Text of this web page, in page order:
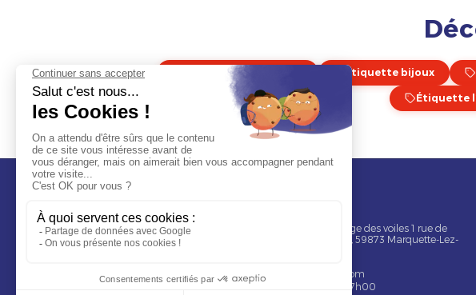
Étiquette alimentaire Étiquette bijoux
Étiquette
Rubaco, Parc Village des voiles 1 rue de
l'union, CS 90022, 59873 Marquette-Lez-
contact@rubaco.com
Lun-Ven : 8h30 – 17h00